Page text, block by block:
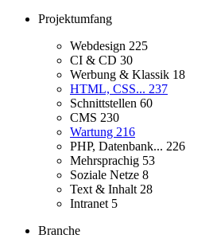
Projektumfang
Webdesign 225
CI & CD 30
Werbung & Klassik 18
HTML, CSS... 237
Schnittstellen 60
CMS 230
Wartung 216
PHP, Datenbank... 226
Mehrsprachig 53
Soziale Netze 8
Text & Inhalt 28
Intranet 5
Branche